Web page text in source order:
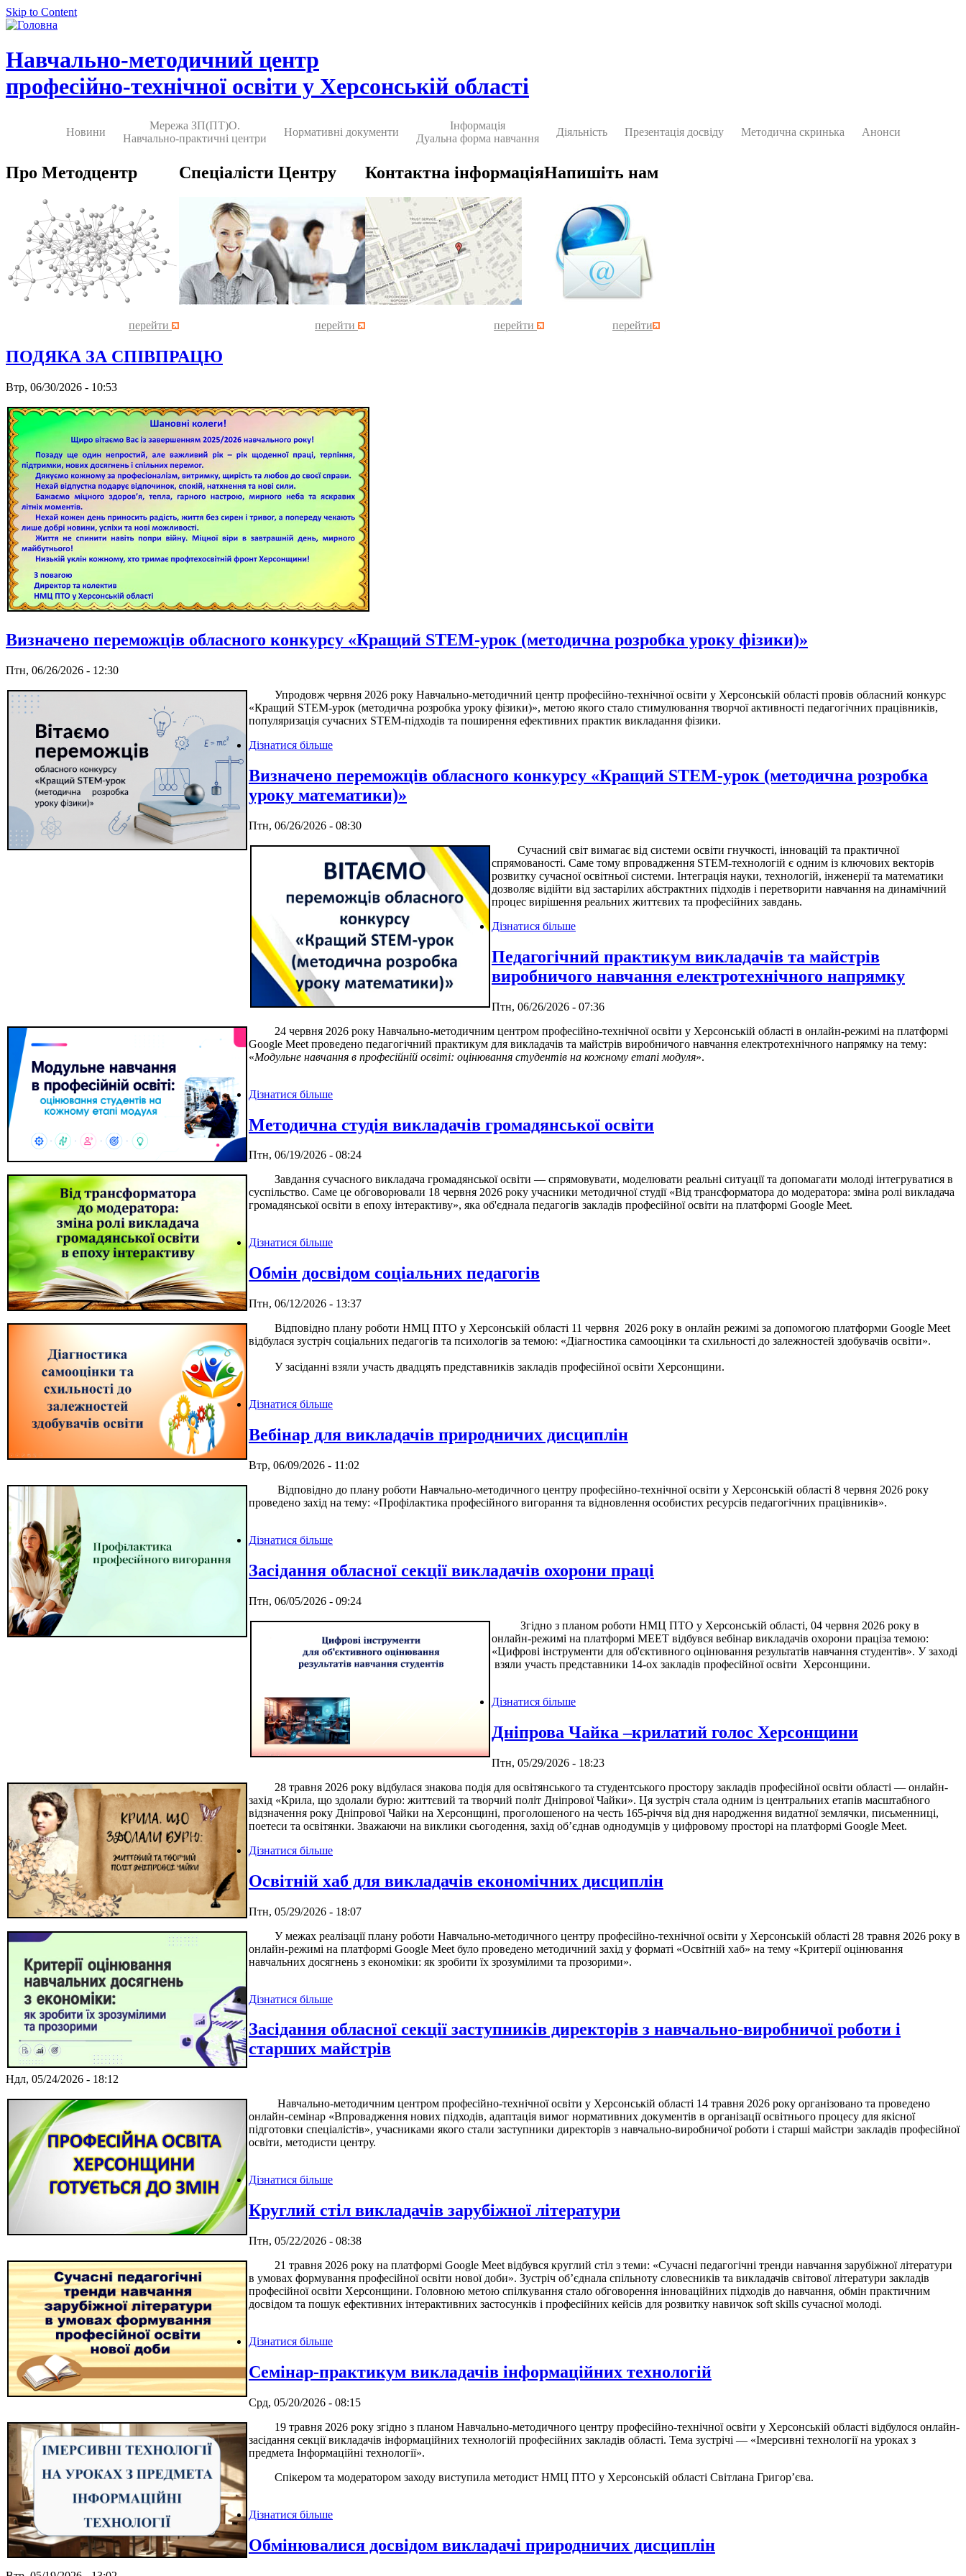
Skip to Content
Навчально-методичний центр
професійно-технічної освіти у Херсонській області
Новини
Мережа ЗП(ПТ)О.
Навчально-практичні центри
Нормативні документи
Інформація
Дуальна форма навчання
Діяльність Презентація досвіду Методична скринька Анонси
Про Методцентр
перейти
Спеціалісти Центру
перейти
Контактна інформація
перейти
Напишіть нам
перейти
ПОДЯКА ЗА СПІВПРАЦЮ
Втр, 06/30/2026 - 10:53
Визначено переможців обласного конкурсу «Кращий STEM-урок (методична розробка уроку фізики)»
Птн, 06/26/2026 - 12:30
Упродовж червня 2026 року Навчально-методичний центр професійно-технічної освіти у Херсонській області провів обласний конкурс
«Кращий STEM-урок (методична розробка уроку фізики)», метою якого стало стимулювання творчої активності педагогічних працівників,
популяризація сучасних STEM-підходів та поширення ефективних практик викладання фізики.
Дізнатися більше
Визначено переможців обласного конкурсу «Кращий STEM-урок (методична розробка
уроку математики)»
Птн, 06/26/2026 - 08:30
Сучасний світ вимагає від системи освіти гнучкості, інновацій та практичної
спрямованості. Саме тому впровадження STEM-технологій є одним із ключових векторів
розвитку сучасної освітньої системи. Інтеграція науки, технологій, інженерії та математики
дозволяє відійти від застарілих абстрактних підходів і перетворити навчання на динамічний
процес вирішення реальних життєвих та професійних завдань.
Дізнатися більше
Педагогічний практикум викладачів та майстрів
виробничого навчання електротехнічного напрямку
Птн, 06/26/2026 - 07:36
24 червня 2026 року Навчально-методичним центром професійно-технічної освіти у Херсонській області в онлайн-режимі на платформі
Google Meet проведено педагогічний практикум для викладачів та майстрів виробничого навчання електротехнічного напрямку на тему:
«Модульне навчання в професійній освіті: оцінювання студентів на кожному етапі модуля».
Дізнатися більше
Методична студія викладачів громадянської освіти
Птн, 06/19/2026 - 08:24
Завдання сучасного викладача громадянської освіти — спрямовувати, моделювати реальні ситуації та допомагати молоді інтегруватися в
суспільство. Саме це обговорювали 18 червня 2026 року учасники методичної студії «Від трансформатора до модератора: зміна ролі викладача
громадянської освіти в епоху інтерактиву», яка об'єднала педагогів закладів професійної освіти на платформі Google Meet.
Дізнатися більше
Обмін досвідом соціальних педагогів
Птн, 06/12/2026 - 13:37
Відповідно плану роботи НМЦ ПТО у Херсонській області 11 червня 2026 року в онлайн режимі за допомогою платформи Google Meet
відбулася зустріч соціальних педагогів та психологів за темою: «Діагностика самооцінки та схильності до залежностей здобувачів освіти».
У засіданні взяли участь двадцять представників закладів професійної освіти Херсонщини.
Дізнатися більше
Вебінар для викладачів природничих дисциплін
Втр, 06/09/2026 - 11:02
Відповідно до плану роботи Навчально-методичного центру професійно-технічної освіти у Херсонській області 8 червня 2026 року
проведено захід на тему: «Профілактика професійного вигорання та відновлення особистих ресурсів педагогічних працівників».
Дізнатися більше
Засідання обласної секції викладачів охорони праці
Птн, 06/05/2026 - 09:24
Згідно з планом роботи НМЦ ПТО у Херсонській області, 04 червня 2026 року в
онлайн-режимі на платформі MEET відбувся вебінар викладачів охорони праціза темою:
«Цифрові інструменти для об'єктивного оцінювання результатів навчання студентів». У заході
взяли участь представники 14-ох закладів професійної освіти Херсонщини.
Дізнатися більше
Дніпрова Чайка –крилатий голос Херсонщини
Птн, 05/29/2026 - 18:23
28 травня 2026 року відбулася знакова подія для освітянського та студентського простору закладів професійної освіти області — онлайн-
захід «Крила, що здолали бурю: життєвий та творчий політ Дніпрової Чайки». Ця зустріч стала одним із центральних етапів масштабного
відзначення року Дніпрової Чайки на Херсонщині, проголошеного на честь 165-річчя від дня народження видатної землячки, письменниці,
поетеси та освітянки. Зважаючи на виклики сьогодення, захід об’єднав однодумців у цифровому просторі на платформі Google Meet.
Дізнатися більше
Освітній хаб для викладачів економічних дисциплін
Птн, 05/29/2026 - 18:07
У межах реалізації плану роботи Навчально-методичного центру професійно-технічної освіти у Херсонській області 28 травня 2026 року в
онлайн-режимі на платформі Google Meet було проведено методичний захід у форматі «Освітній хаб» на тему «Критерії оцінювання
навчальних досягнень з економіки: як зробити їх зрозумілими та прозорими».
Дізнатися більше
Засідання обласної секції заступників директорів з навчально-виробничої роботи і
старших майстрів
Ндл, 05/24/2026 - 18:12
Навчально-методичним центром професійно-технічної освіти у Херсонській області 14 травня 2026 року організовано та проведено
онлайн-семінар «Впровадження нових підходів, адаптація вимог нормативних документів в організації освітнього процесу для якісної
підготовки спеціалістів», учасниками якого стали заступники директорів з навчально-виробничої роботи і старші майстри закладів професійної
освіти, методисти центру.
Дізнатися більше
Круглий стіл викладачів зарубіжної літератури
Птн, 05/22/2026 - 08:38
21 травня 2026 року на платформі Google Meet відбувся круглий стіл з теми: «Сучасні педагогічні тренди навчання зарубіжної літератури
в умовах формування професійної освіти нової доби». Зустріч об’єднала спільноту словесників та викладачів світової літератури закладів
професійної освіти Херсонщини. Головною метою спілкування стало обговорення інноваційних підходів до навчання, обмін практичним
досвідом та пошук ефективних інтерактивних застосунків і професійних кейсів для розвитку навичок soft skills сучасної молоді.
Дізнатися більше
Семінар-практикум викладачів інформаційних технологій
Срд, 05/20/2026 - 08:15
19 травня 2026 року згідно з планом Навчально-методичного центру професійно-технічної освіти у Херсонській області відбулося онлайн-
засідання секції викладачів інформаційних технологій професійних закладів області. Тема зустрічі — «Імерсивні технології на уроках з
предмета Інформаційні технології».
Спікером та модератором заходу виступила методист НМЦ ПТО у Херсонській області Світлана Григор’єва.
Дізнатися більше
Обмінювалися досвідом викладачі природничих дисциплін